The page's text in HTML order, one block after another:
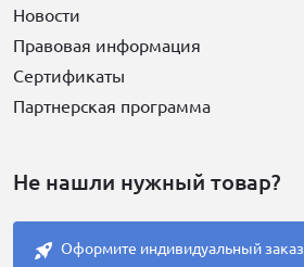
Новости
Правовая информация
Сертификаты
Партнерская программа
Не нашли нужный товар?
Оформите индивидуальный заказ